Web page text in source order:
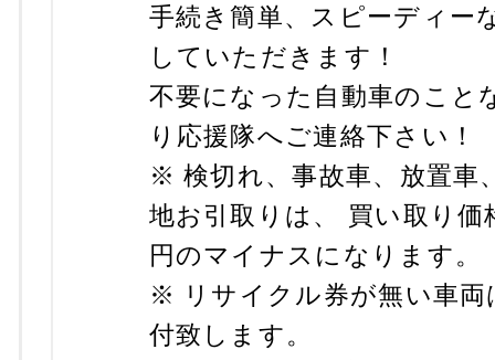
手続き簡単、スピーディー
していただきます！
不要になった自動車のこと
り応援隊へご連絡下さい！
※ 検切れ、事故車、放置車
地お引取りは、 買い取り
円のマイナスになります。
※ リサイクル券が無い車両
付致します。